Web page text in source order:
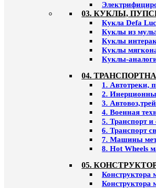
03. КУКЛЫ,
Кукла Defa
Куклы из
Куклы
Куклы
Куклы-
04.
1. Автотреки,
2.
3.
4. Военная
5. Транспорт и
6. Транспорт
7. Машины
8. Hot Wheels
05.
Конструктора
Конструктора